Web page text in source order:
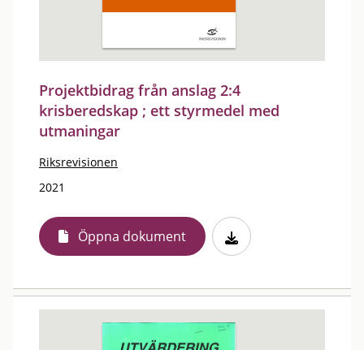
Projektbidrag från anslag 2:4
krisberedskap ; ett styrmedel med
utmaningar
Riksrevisionen
2021
Öppna dokument